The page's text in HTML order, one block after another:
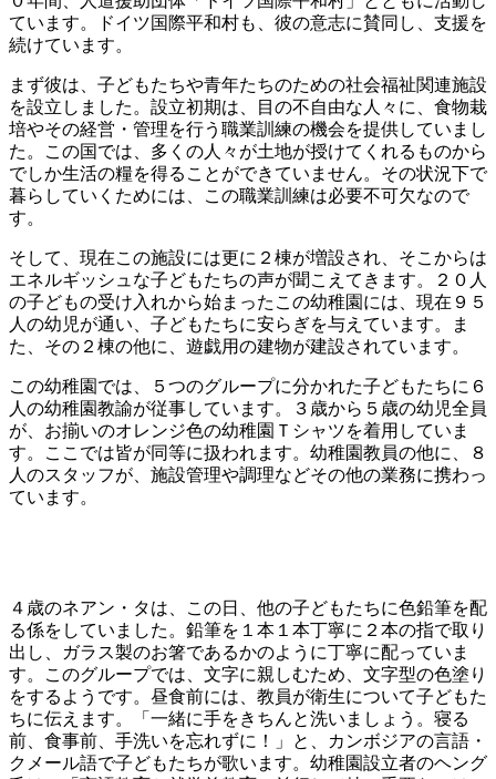
ています。ドイツ国際平和村も、彼の意志に賛同し、支援を
続けています。
まず彼は、子どもたちや青年たちのための社会福祉関連施設
を設立しました。設立初期は、目の不自由な人々に、食物栽
培やその経営・管理を行う職業訓練の機会を提供していまし
た。この国では、多くの人々が土地が授けてくれるものから
でしか生活の糧を得ることができていません。その状況下で
暮らしていくためには、この職業訓練は必要不可欠なので
す。
そして、現在この施設には更に２棟が増設され、そこからは
エネルギッシュな子どもたちの声が聞こえてきます。２０人
の子どもの受け入れから始まったこの幼稚園には、現在９５
人の幼児が通い、子どもたちに安らぎを与えています。ま
た、その２棟の他に、遊戯用の建物が建設されています。
この幼稚園では、５つのグループに分かれた子どもたちに６
人の幼稚園教諭が従事しています。３歳から５歳の幼児全員
が、お揃いのオレンジ色の幼稚園Ｔシャツを着用していま
す。ここでは皆が同等に扱われます。幼稚園教員の他に、８
人のスタッフが、施設管理や調理などその他の業務に携わっ
ています。
４歳のネアン・タは、この日、他の子どもたちに色鉛筆を配
る係をしていました。鉛筆を１本１本丁寧に２本の指で取り
出し、ガラス製のお箸であるかのように丁寧に配っていま
す。このグループでは、文字に親しむため、文字型の色塗り
をするようです。昼食前には、教員が衛生について子どもた
ちに伝えます。「一緒に手をきちんと洗いましょう。寝る
前、食事前、手洗いを忘れずに！」と、カンボジアの言語・
クメール語で子どもたちが歌います。幼稚園設立者のヘング